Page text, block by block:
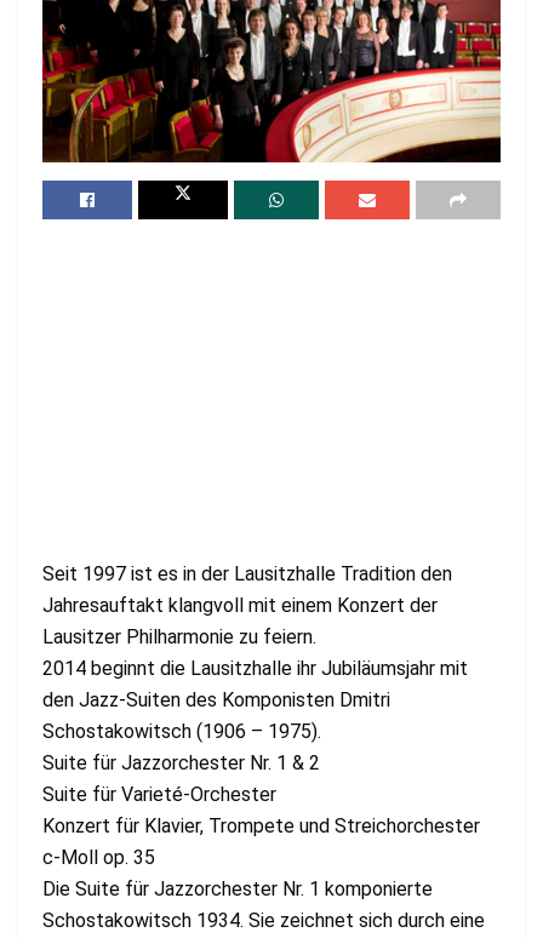
Seit 1997 ist es in der Lausitzhalle Tradition den
Jahresauftakt klangvoll mit einem Konzert der
Lausitzer Philharmonie zu feiern.
2014 beginnt die Lausitzhalle ihr Jubiläumsjahr mit
den Jazz-Suiten des Komponisten Dmitri
Schostakowitsch (1906 – 1975).
Suite für Jazzorchester Nr. 1 & 2
Suite für Varieté-Orchester
Konzert für Klavier, Trompete und Streichorchester
c-Moll op. 35
Die Suite für Jazzorchester Nr. 1 komponierte
Schostakowitsch 1934. Sie zeichnet sich durch eine